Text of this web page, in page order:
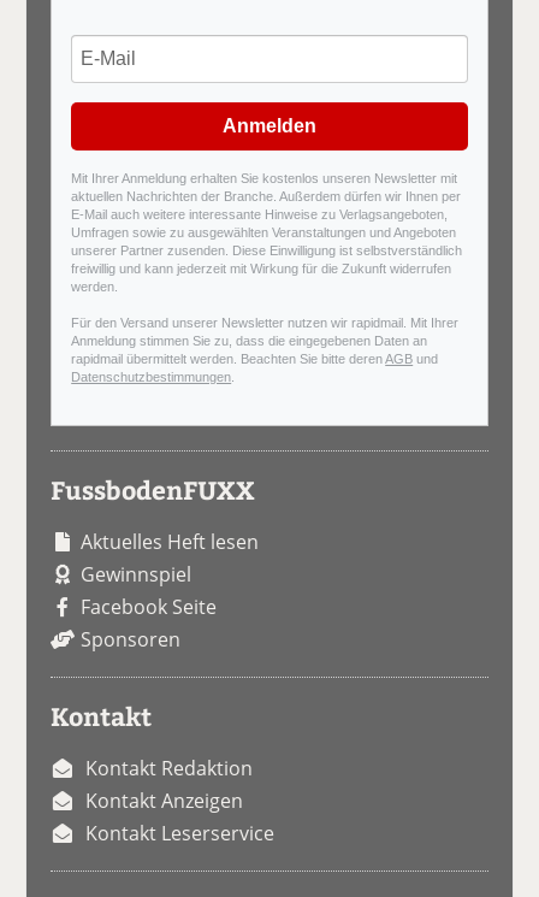
Anmelden
Mit Ihrer Anmeldung erhalten Sie kostenlos unseren Newsletter mit
aktuellen Nachrichten der Branche. Außerdem dürfen wir Ihnen per
E-Mail auch weitere interessante Hinweise zu Verlagsangeboten,
Umfragen sowie zu ausgewählten Veranstaltungen und Angeboten
unserer Partner zusenden. Diese Einwilligung ist selbstverständlich
freiwillig und kann jederzeit mit Wirkung für die Zukunft widerrufen
werden.
Für den Versand unserer Newsletter nutzen wir rapidmail. Mit Ihrer
Anmeldung stimmen Sie zu, dass die eingegebenen Daten an
rapidmail übermittelt werden. Beachten Sie bitte derenAGB und
Datenschutzbestimmungen
FussbodenFUXX
Aktuelles Heft lesen
Gewinnspiel
Facebook Seite
Sponsoren
Kontakt
Kontakt Redaktion
Kontakt Anzeigen
Kontakt Leserservice